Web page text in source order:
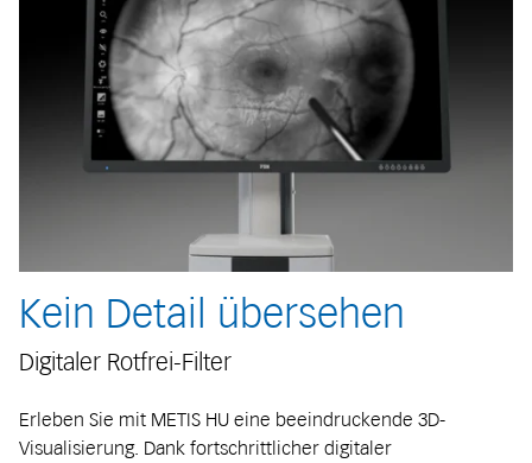
Kein Detail übersehen
Digitaler Rotfrei-Filter
Erleben Sie mit METIS HU eine beeindruckende 3D-
Visualisierung. Dank fortschrittlicher digitaler